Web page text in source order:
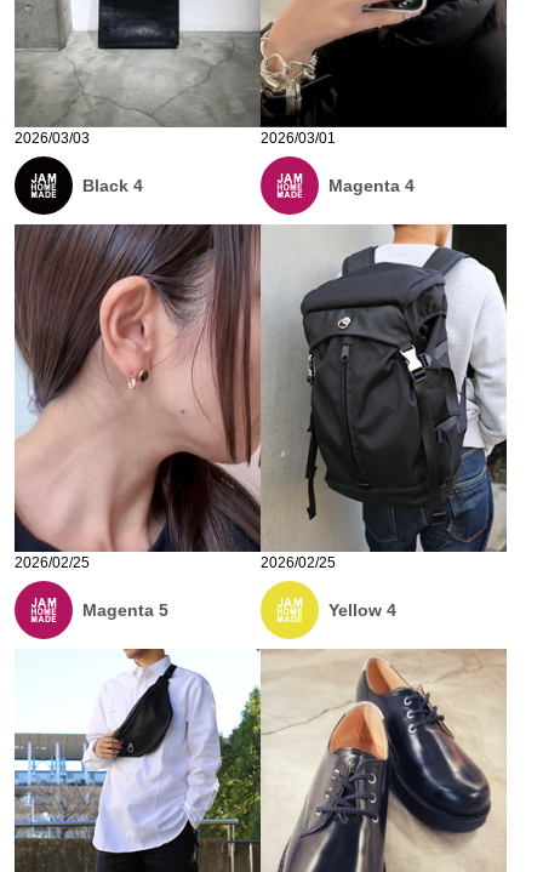
2026/03/03
Black 4
2026/03/01
Magenta 4
2026/02/25
Magenta 5
2026/02/25
Yellow 4